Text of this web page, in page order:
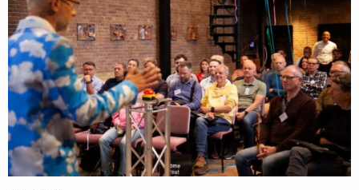
BGT
Gebruikersdagen
2024:
in
de
wolken
met
dg
DIALOG